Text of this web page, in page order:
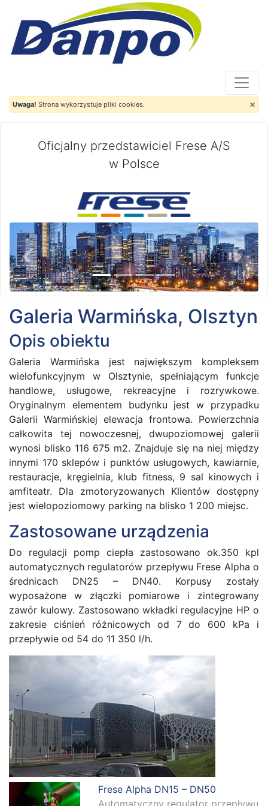
Uwaga! Strona wykorzystuje pliki cookies. ×
Oficjalny przedstawiciel Frese A/S
w Polsce
Previous Next
Frese Alpha DN15 – DN50
Automatyczny regulator przepływu
Galeria Warmińska, Olsztyn
Opis obiektu
Galeria Warmińska jest największym kompleksem
wielofunkcyjnym w Olsztynie, spełniającym funkcje
handlowe, usługowe, rekreacyjne i rozrywkowe.
Oryginalnym elementem budynku jest w przypadku
Galerii Warmińskiej elewacja frontowa. Powierzchnia
całkowita tej nowoczesnej, dwupoziomowej galerii
wynosi blisko 116 675 m2. Znajduje się na niej między
innymi 170 sklepów i punktów usługowych, kawiarnie,
restauracje, kręgielnia, klub fitness, 9 sal kinowych i
amfiteatr. Dla zmotoryzowanych Klientów dostępny
jest wielopoziomowy parking na blisko 1 200 miejsc.
Zastosowane urządzenia
Do regulacji pomp ciepła zastosowano ok.350 kpl
automatycznych regulatorów przepływu Frese Alpha o
średnicach DN25 – DN40. Korpusy zostały
wyposażone w złączki pomiarowe i zintegrowany
zawór kulowy. Zastosowano wkładki regulacyjne HP o
zakresie ciśnień różnicowych od 7 do 600 kPa i
przepływie od 54 do 11 350 l/h.